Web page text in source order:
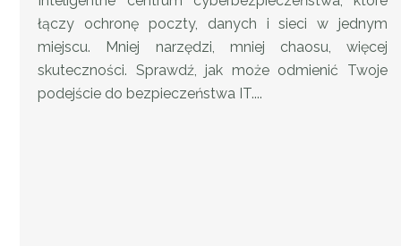
łączy ochronę poczty, danych i sieci w jednym
miejscu. Mniej narzędzi, mniej chaosu, więcej
skuteczności. Sprawdź, jak może odmienić Twoje
podejście do bezpieczeństwa IT....